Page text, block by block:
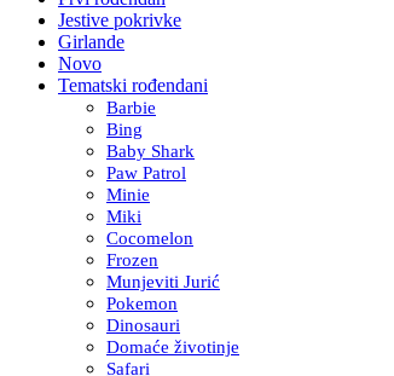
Jestive pokrivke
Girlande
Novo
Tematski rođendani
Barbie
Bing
Baby Shark
Paw Patrol
Minie
Miki
Cocomelon
Frozen
Munjeviti Jurić
Pokemon
Dinosauri
Domaće životinje
Safari